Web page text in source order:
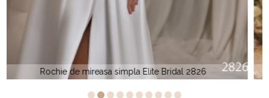
Elite Ceremony 2731